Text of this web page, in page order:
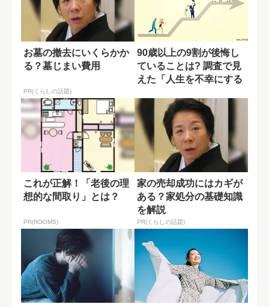
お墓の撤去にいくらかか
る？墓じまい費用
PR(くらしの話題)
90歳以上の9割が後悔し
ていることは? 調査で見
えた「人生を不幸にする
これが正解！「老後の理
想的な間取り」とは？
PR(ROOMS)
家の売却成功にはカギが
ある？家処分の基礎知識
を解説
PR(くらしの話題)